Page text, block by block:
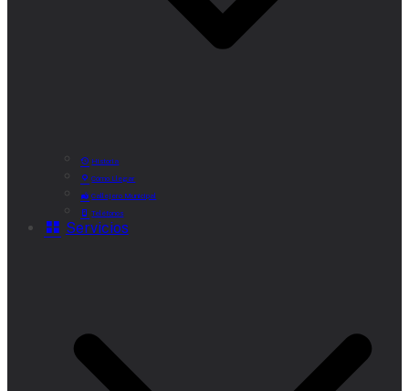
Historia
Cómo Llegar
Callejero Municipal
Teléfonos
Servicios